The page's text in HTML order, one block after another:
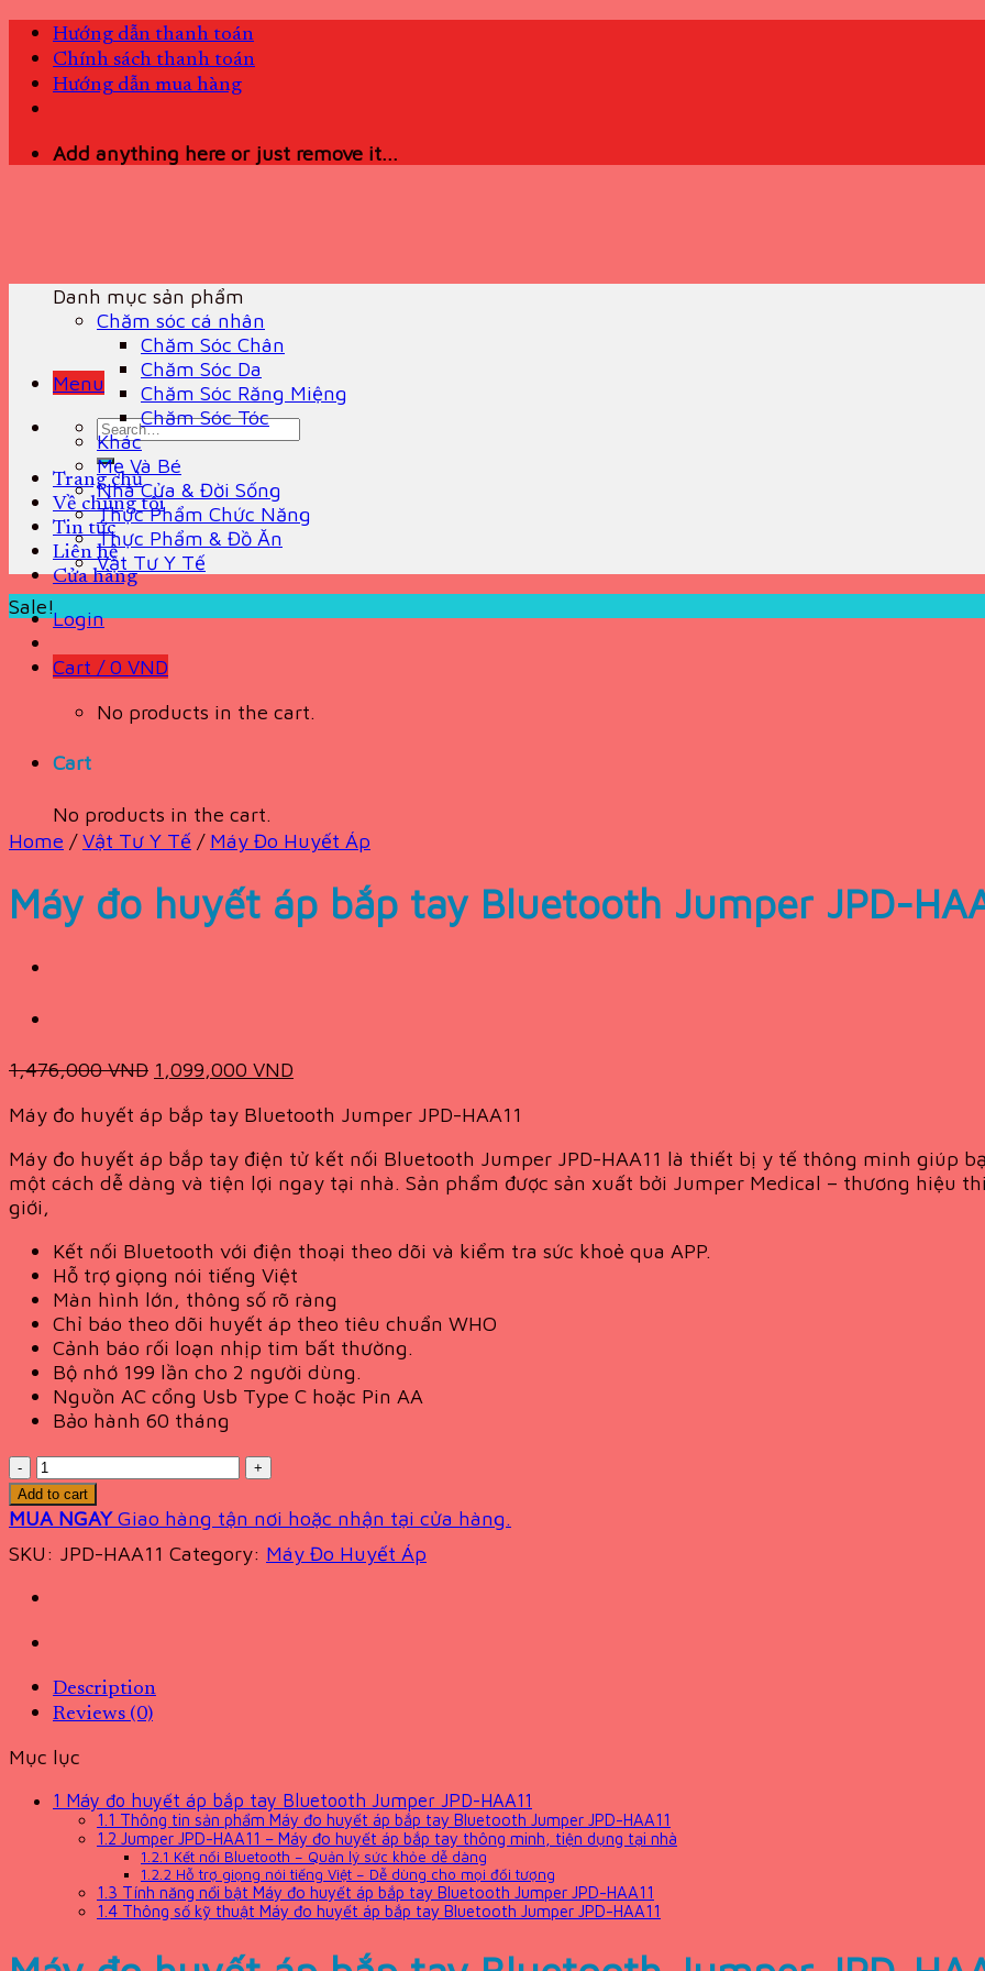
Skip
content
Hướng dẫn thanh toán
Chính sách thanh toán
Hướng dẫn mua hàng
Add anything here or just remove it...
Menu
Search
for:
Trang chủ
Về chúng tôi
Tin tức
Liên hệ
Cửa hàng
Login
Cart /0 VND
No products in the cart.
Cart
No products in the cart.
Danh mục sản phẩm
Chăm sóc cá nhân
Chăm Sóc Chân
Chăm Sóc Da
Chăm Sóc Răng Miệng
Chăm Sóc Tóc
Khác
Mẹ Và Bé
Nhà Cửa & Đời Sống
Thực Phẩm Chức Năng
Thực Phẩm & Đồ Ăn
Vật Tư Y Tế
Sale!
Home / Vật Tư Y Tế / Máy Đo Huyết Áp
Máy đo huyết áp bắp tay Bluetooth Jumper JPD-
1,476,000VND Original
was:
1,099,000 VND
is:
Máy đo huyết áp bắp tay Bluetooth Jumper JPD-HAA11
Máy đo huyết áp bắp tay điện tử kết nối Bluetooth Jumper JPD-HAA11 là thiết bị y tế thông minh giúp
một cách dễ dàng và tiện lợi ngay tại nhà. Sản phẩm được sản xuất bởi Jumper Medical – thương hiệu
giới,
Kết nối Bluetooth với điện thoại theo dõi và kiểm tra sức khoẻ qua APP.
Hỗ trợ giọng nói tiếng Việt
Màn hình lớn, thông số rõ ràng
Chỉ báo theo dõi huyết áp theo tiêu chuẩn WHO
Cảnh báo rối loạn nhịp tim bất thường.
Bộ nhớ 199 lần cho 2 người dùng.
Nguồn AC cổng Usb Type C hoặc Pin AA
Bảo hành 60 tháng
Quantity
Add to cart
MUA NGAY Giao hàng tận nơi hoặc nhận tại cửa hàng.
SKU: JPD-HAA11 Category: Máy Đo Huyết Áp
Description
Reviews (0)
Mục lục
1 Máy đo huyết áp bắp tay Bluetooth Jumper JPD-HAA11
1.1 Thông tin sản phẩm Máy đo huyết áp bắp tay Bluetooth Jumper JPD-HAA11
1.2 Jumper JPD-HAA11 – Máy đo huyết áp bắp tay thông minh, tiện dụng tại nhà
1.2.1 Kết nối Bluetooth – Quản lý sức khỏe dễ dàng
1.2.2 Hỗ trợ giọng nói tiếng Việt – Dễ dùng cho mọi đối tượng
1.3 Tính năng nổi bật Máy đo huyết áp bắp tay Bluetooth Jumper JPD-HAA11
1.4 Thông số kỹ thuật Máy đo huyết áp bắp tay Bluetooth Jumper JPD-HAA11